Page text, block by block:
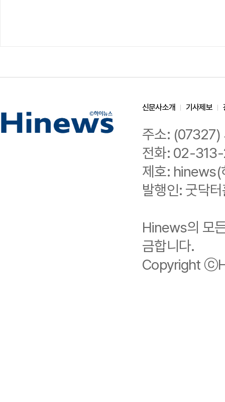
신문사소개 기사제보
주소: (07327)
전화: 02-
제호: hinews(
발행인: 굿닥
Hinews의 모
금합니다.
Copyright